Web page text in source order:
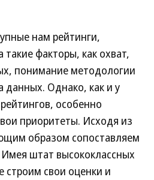
нам рейтинги,
факторы, как охват,
понимание методологии
данных. Однако, как и у
особенно
приоритеты. Исходя из
образом сопоставляем
штат высококлассных
строим свои оценки и